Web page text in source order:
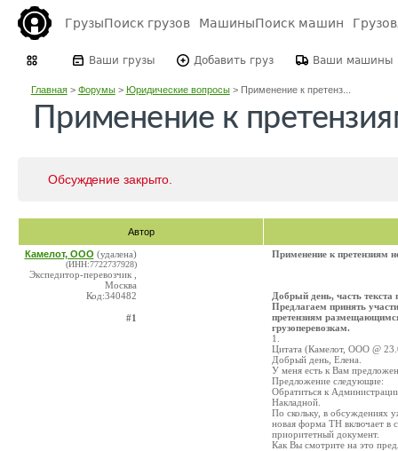
ГрузыПоиск грузов МашиныПоиск машин
Ваши грузы Добавить груз Ваши машины
Главная> Форумы> Юридические вопросы> Применение к претенз...
Применение к
Обсуждение закрыто.
Автор
Камелот, ООО (удалена)
(ИНН:7722737928)
Экспедитор-перевозчик ,
Москва
Код:340482
#1
Применение к претензиям
Добрый день, часть текста
Предлагаем принять
претензиям
грузоперевозкам.
1.
Цитата (Камелот, ООО @
Добрый день, Елена.
У меня есть к Вам
Предложение следующие:
Обратиться к
Накладной.
По скольку, в обсуждениях
новая форма ТН включает в
приоритетный документ.
Как Вы смотрите на это